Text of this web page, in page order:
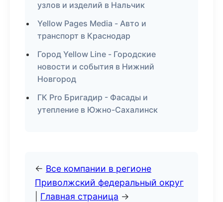
узлов и изделий в Нальчик
Yellow Pages Media - Авто и
транспорт в Краснодар
Город Yellow Line - Городские
новости и события в Нижний
Новгород
ГК Pro Бригадир - Фасады и
утепление в Южно-Сахалинск
← Все компании в регионе
Приволжский федеральный округ
Главная страница →